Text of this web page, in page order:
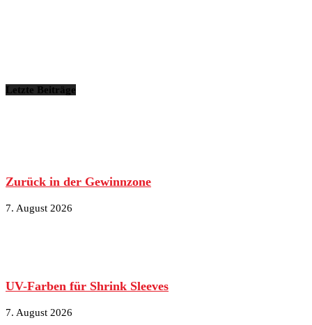
Letzte Beiträge
Zurück in der Gewinnzone
7. August 2026
UV-Farben für Shrink Sleeves
7. August 2026